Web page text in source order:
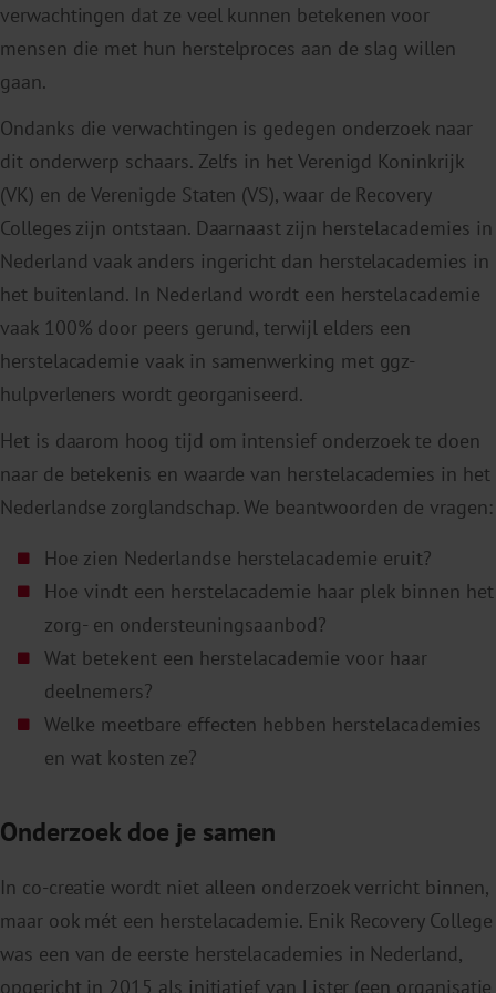
verwachtingen dat ze veel kunnen betekenen voor
mensen die met hun herstelproces aan de slag willen
gaan.
Ondanks die verwachtingen is gedegen onderzoek naar
dit onderwerp schaars. Zelfs in het Verenigd Koninkrijk
(VK) en de Verenigde Staten (VS), waar de Recovery
Colleges zijn ontstaan. Daarnaast zijn herstelacademies in
Nederland vaak anders ingericht dan herstelacademies in
het buitenland. In Nederland wordt een herstelacademie
vaak 100% door peers gerund, terwijl elders een
herstelacademie vaak in samenwerking met ggz-
hulpverleners wordt georganiseerd.
Het is daarom hoog tijd om intensief onderzoek te doen
naar de betekenis en waarde van herstelacademies in het
Nederlandse zorglandschap. We beantwoorden de vragen:
Hoe zien Nederlandse herstelacademie eruit?
Hoe vindt een herstelacademie haar plek binnen het
zorg- en ondersteuningsaanbod?
Wat betekent een herstelacademie voor haar
deelnemers?
Welke meetbare effecten hebben herstelacademies
en wat kosten ze?
Onderzoek doe je samen
In co-creatie wordt niet alleen onderzoek verricht binnen,
maar ook mét een herstelacademie. Enik Recovery College
was een van de eerste herstelacademies in Nederland,
opgericht in 2015 als initiatief van Lister (een organisatie